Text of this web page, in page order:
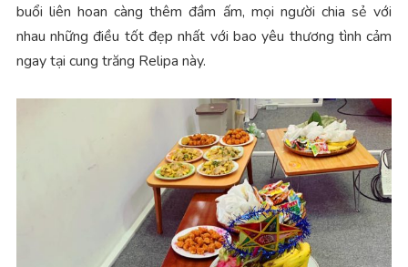
buổi liên hoan càng thêm đầm ấm, mọi người chia sẻ với
nhau những điều tốt đẹp nhất với bao yêu thương tình cảm
ngay tại cung trăng Relipa này.